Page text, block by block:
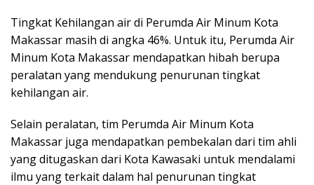
Tingkat Kehilangan air di Perumda Air Minum Kota
Makassar masih di angka 46%. Untuk itu, Perumda Air
Minum Kota Makassar mendapatkan hibah berupa
peralatan yang mendukung penurunan tingkat
kehilangan air.
Selain peralatan, tim Perumda Air Minum Kota
Makassar juga mendapatkan pembekalan dari tim ahli
yang ditugaskan dari Kota Kawasaki untuk mendalami
ilmu yang terkait dalam hal penurunan tingkat